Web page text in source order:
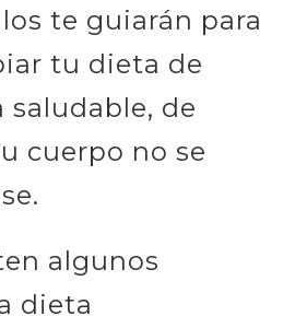
te guiarán para
tu dieta de
saludable, de
cuerpo no se
algunos
dieta